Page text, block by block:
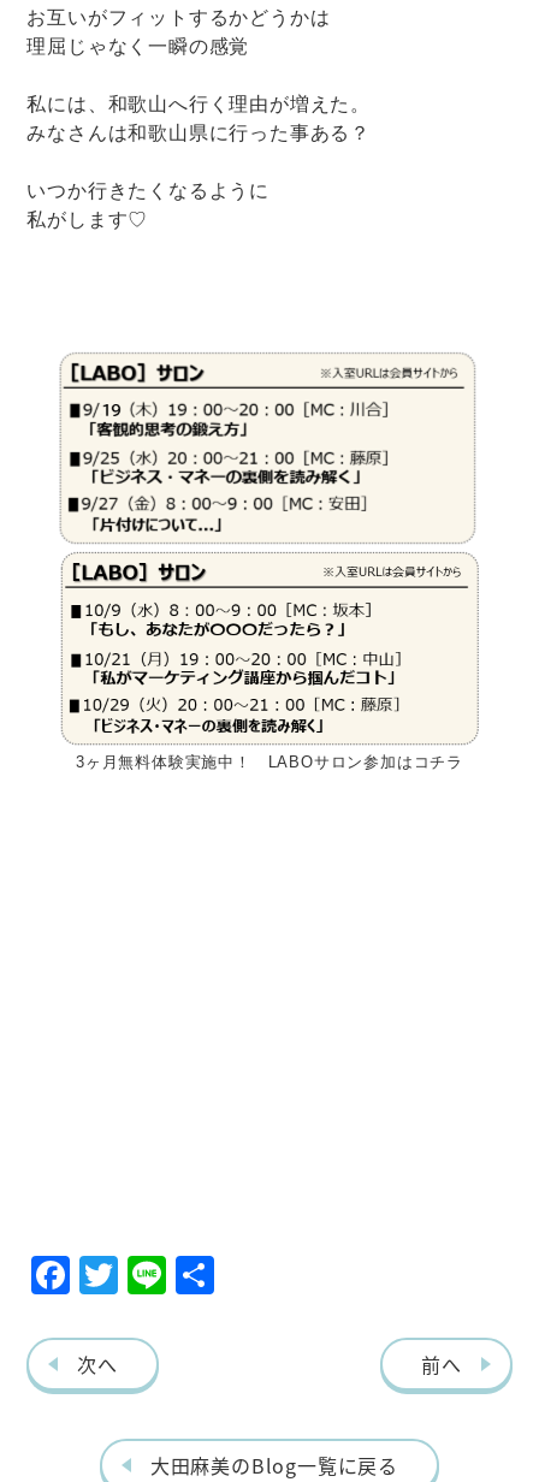
お互いがフィットするかどうかは
理屈じゃなく一瞬の感覚
私には、和歌山へ行く理由が増えた。
みなさんは和歌山県に行った事ある？
いつか行きたくなるように
私がします♡
3ヶ月無料体験実施中！ LABOサロン参加はコチラ
F
eb
o
T
itt
er
Li
次へ 前へ
大田麻美のBlog一覧に戻る